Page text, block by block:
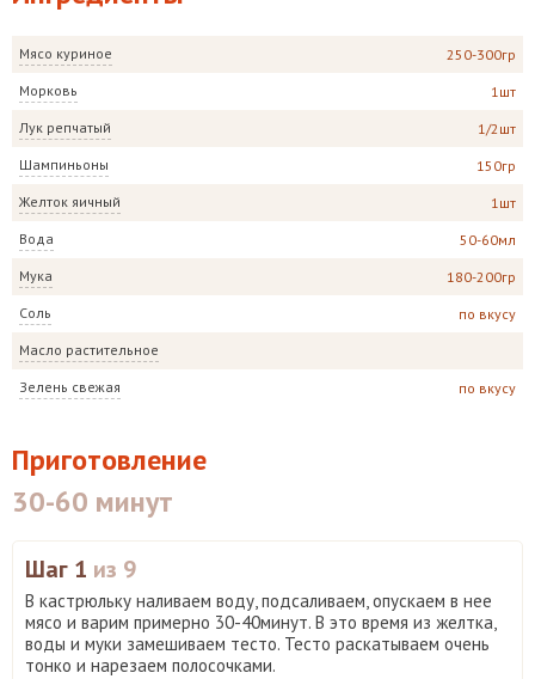
Мясо куриное 250-300гр
Морковь 1шт
Лук репчатый 1/2шт
Шампиньоны 150гр
Желток яичный 1шт
Вода 50-60мл
Мука 180-200гр
Соль по вкусу
Масло растительное
Зелень свежая по вкусу
Приготовление
30-60 минут
Шаг 1 из 9
В кастрюльку наливаем воду, подсаливаем, опускаем в нее
мясо и варим примерно 30-40минут. В это время из желтка,
воды и муки замешиваем тесто. Тесто раскатываем очень
тонко и нарезаем полосочками.